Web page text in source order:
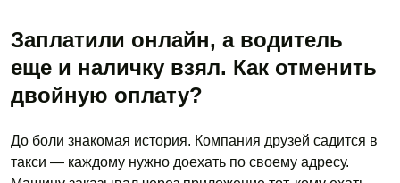
Заплатили онлайн, а водитель
еще и наличку взял. Как отменить
двойную оплату?
До боли знакомая история. Компания друзей садится в
такси — каждому нужно доехать по своему адресу.